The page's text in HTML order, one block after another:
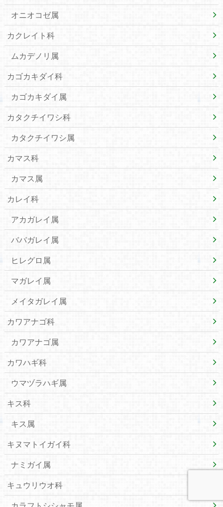
オニオコゼ属
カクレイト科
ムカデノリ属
カゴカキダイ科
カゴカキダイ属
カタクチイワシ科
カタクチイワシ属
カマス科
カマス属
カレイ科
アカガレイ属
ババガレイ属
ヒレグロ属
マガレイ属
メイタガレイ属
カワアナゴ科
カワアナゴ属
カワハギ科
ウマヅラハギ属
キス科
キス属
キヌマトイガイ科
ナミガイ属
キュウリウオ科